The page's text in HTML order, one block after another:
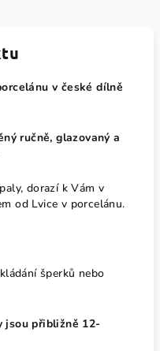
v české dílně
ručně, glazovaný a
dorazí k Vám v
od Lvice v porcelánu.
šperků nebo
jsou přibližně 12-